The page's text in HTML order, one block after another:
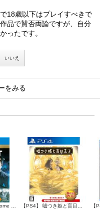
18歳以下はプレイすべきで
品で賛否両論ですが、自分
ったです。
いいえ
をみる